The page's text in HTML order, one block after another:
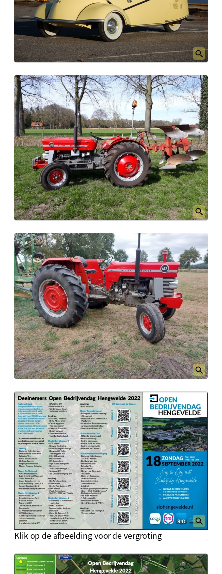
Klik op de afbeelding voor de vergroting